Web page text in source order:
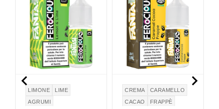
LIMONE
LIME
AGRUMI
CREMA
CARAMELLO
CACAO
FRAPPÈ
 